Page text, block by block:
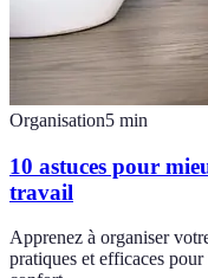
Organisation5 min
10 astuces pour
travail
Apprenez à organiser
pratiques et efficaces